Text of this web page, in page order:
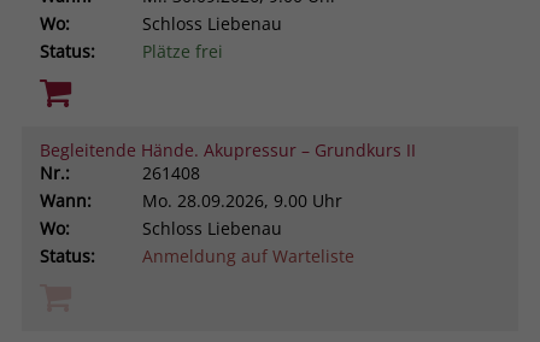
Wo:
Schloss Liebenau
Status:
Plätze frei
Begleitende Hände. Akupressur – Grundkurs II
Nr.:
261408
Wann:
Mo. 28.09.2026, 9.00 Uhr
Wo:
Schloss Liebenau
Status:
Anmeldung auf Warteliste